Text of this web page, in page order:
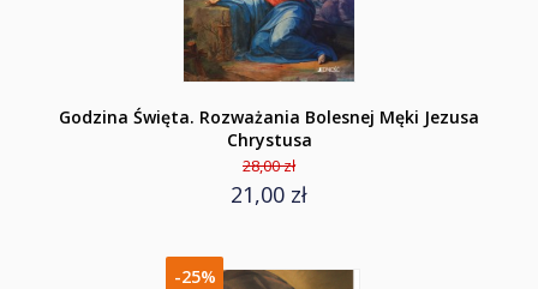
Godzina Święta. Rozważania Bolesnej Męki Jezusa
Chrystusa
28,00 zł
21,00 zł
-25%